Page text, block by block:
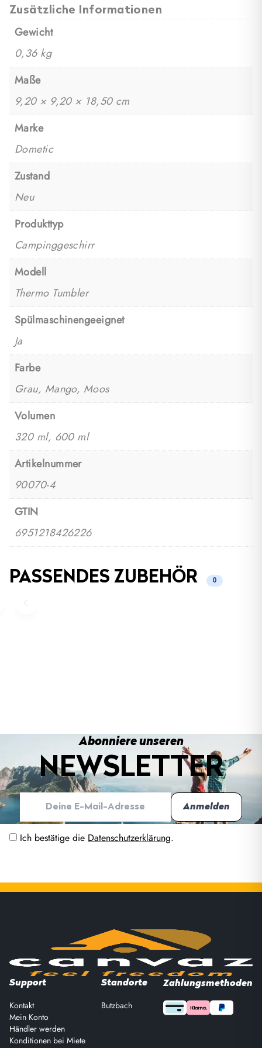
Zusätzliche Informationen
Gewicht
0,36 kg
Maße
9,20 × 9,20 × 18,50 cm
Marke
Dometic
Zustand
Neu
Produkttyp
Campinggeschirr
Modell
Thermo Tumbler
Spülmaschinengeeignet
Ja
Farbe
Grau, Mango, Moos
Volumen
320 ml, 600 ml
Artikelnummer
90070-4
GTIN
6951218426226
PASSENDES ZUBEHÖR 0
Abonniere unseren
NEWSLETTER
Ich bestätige die Datenschutzerklärung.
Support
Kontakt
Mein Konto
Händler werden
Konditionen bei Miete
Standorte
Butzbach
Zahlungsmethoden